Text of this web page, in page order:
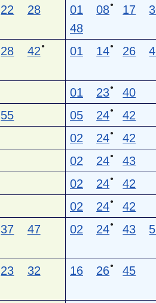
22
28
01 08● 17
48
28 42 ● 01 14● 26
01 23● 40
55 05 24● 42
02 24● 42
02 24● 43
02 24● 42
02 24● 42
37
47
02 24● 43
23
32
16 26● 45